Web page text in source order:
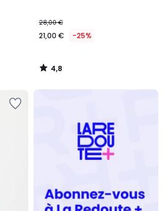
28,00 €
21,00 € -25%
4,8
/